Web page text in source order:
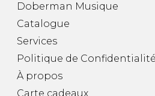
Doberman Musique
Catalogue
Services
Politique de Confidentialité
À propos
Carte cadeaux